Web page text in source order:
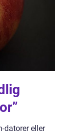
datorer eller